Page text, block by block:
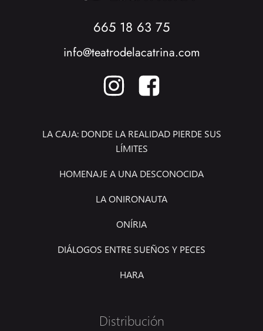
665 18 63 75
info@teatrodelacatrina.com
LA CAJA: DONDE LA REALIDAD PIERDE SUS
LÍMITES
HOMENAJE A UNA DESCONOCIDA
LA ONIRONAUTA
ONÍRIA
DIÁLOGOS ENTRE SUEÑOS Y PECES
HARA
Distribución